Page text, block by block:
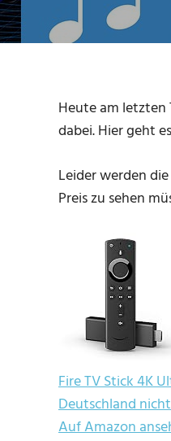
Heute am letzten
dabei. Hier geht es
Leider werden
Preis zu sehen
Fire TV Stick 4K
Deutschland
Auf Amazon